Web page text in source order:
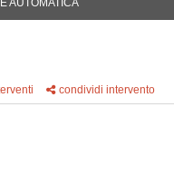
AUTOMATICA
condividi intervento